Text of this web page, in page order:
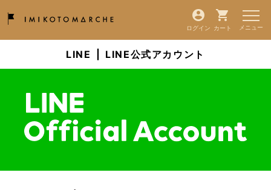
ログイン カート
LINE LINE公式アカウント